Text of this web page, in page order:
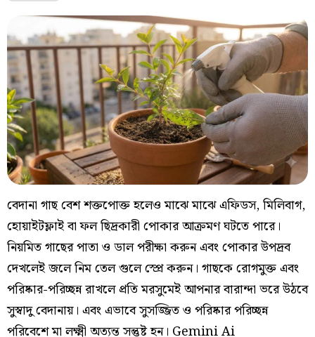
বেদানা গাছ বেশ শক্তপোক্ত হলেও মাঝে মাঝে এফিডস, মিলিবাগ,
হোয়াইটফ্লাই বা ফল ছিদ্রকারী পোকার আক্রমণ ঘটতে পারে।
নিয়মিত গাছের পাতা ও ডাল পরীক্ষা করুন এবং পোকার উপদ্রব
দেখলেই জলে নিম তেল গুলে স্প্রে করুন। গাছকে রোগমুক্ত এবং
পরিষ্কার-পরিচ্ছন্ন রাখলে প্রতি মরসুমেই আপনার বারান্দা ভরে উঠবে
সুস্বাদু বেদানায়। এবং এভাবে সুসজ্জিত ও পরিষ্কার পরিচ্ছন্ন
পরিবেশে মা লক্ষ্মী অত্যন্ত সন্তুষ্ট হন। Gemini Ai